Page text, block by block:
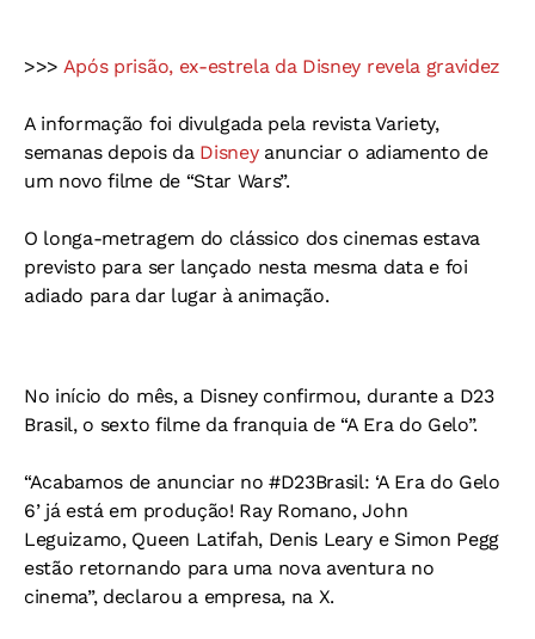
>>> Após prisão, ex-estrela da Disney revela gravidez
A informação foi divulgada pela revista Variety,
semanas depois da Disneyanunciar o adiamento de
um novo filme de “Star Wars”.
O longa-metragem do clássico dos cinemas estava
previsto para ser lançado nesta mesma data e foi
adiado para dar lugar à animação.
No início do mês, a Disney confirmou, durante a D23
Brasil, o sexto filme da franquia de “A Era do Gelo”.
“Acabamos de anunciar no #D23Brasil: ‘A Era do Gelo
6’ já está em produção! Ray Romano, John
Leguizamo, Queen Latifah, Denis Leary e Simon Pegg
estão retornando para uma nova aventura no
cinema”, declarou a empresa, na X.